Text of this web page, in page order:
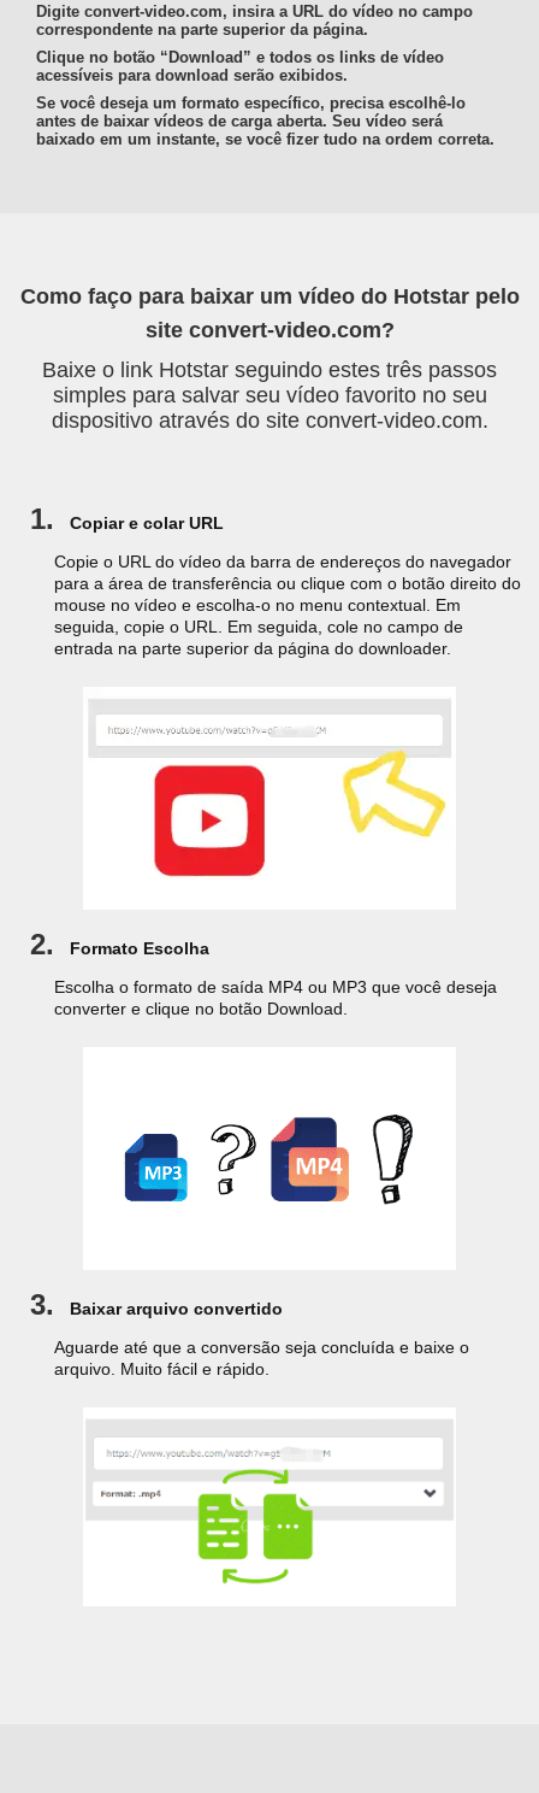
Digite convert-video.com, insira a URL do vídeo no campo
correspondente na parte superior da página.
Clique no botão “Download” e todos os links de vídeo
acessíveis para download serão exibidos.
Se você deseja um formato específico, precisa escolhê-lo
antes de baixar vídeos de carga aberta. Seu vídeo será
baixado em um instante, se você fizer tudo na ordem correta.
Como faço para baixar um vídeo do Hotstar pelo
site convert-video.com?
Baixe o link Hotstar seguindo estes três passos
simples para salvar seu vídeo favorito no seu
dispositivo através do site convert-video.com.
1.
Copiar e colar URL
Copie o URL do vídeo da barra de endereços do navegador
para a área de transferência ou clique com o botão direito do
mouse no vídeo e escolha-o no menu contextual. Em
seguida, copie o URL. Em seguida, cole no campo de
entrada na parte superior da página do downloader.
2.
Formato Escolha
Escolha o formato de saída MP4 ou MP3 que você deseja
converter e clique no botão Download.
3.
Baixar arquivo convertido
Aguarde até que a conversão seja concluída e baixe o
arquivo. Muito fácil e rápido.